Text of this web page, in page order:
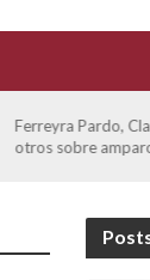
ATE contra GCBA